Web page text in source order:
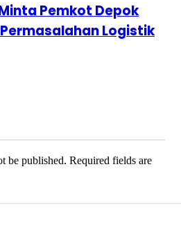
Pemkot Depok
Logistik
be published. Required fields are